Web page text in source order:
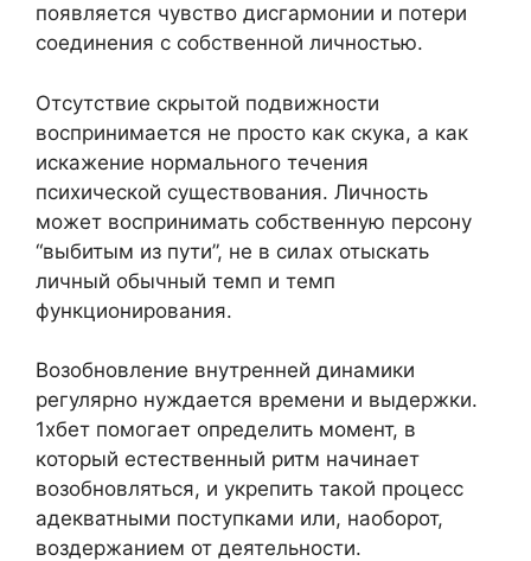
появляется чувство дисгармонии и потери
соединения с собственной личностью.
Отсутствие скрытой подвижности
воспринимается не просто как скука, а как
искажение нормального течения
психической существования. Личность
может воспринимать собственную персону
“выбитым из пути”, не в силах отыскать
личный обычный темп и темп
функционирования.
Возобновление внутренней динамики
регулярно нуждается времени и выдержки.
1хбет помогает определить момент, в
который естественный ритм начинает
возобновляться, и укрепить такой процесс
адекватными поступками или, наоборот,
воздержанием от деятельности.